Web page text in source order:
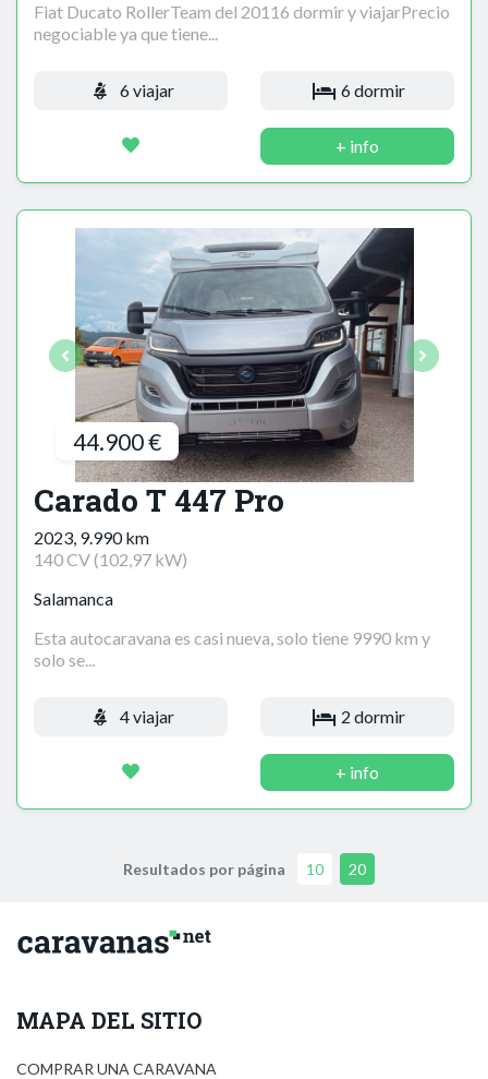
Fiat Ducato RollerTeam del 20116 dormir y viajarPrecio
negociable ya que tiene...
6 viajar 6 dormir
+ info
44.900 €
Carado T 447 Pro
2023, 9.990 km
140 CV (102,97 kW)
Salamanca
Esta autocaravana es casi nueva, solo tiene 9990 km y
solo se...
4 viajar 2 dormir
+ info
Resultados por página 10 20
MAPA DEL SITIO
COMPRAR UNA CARAVANA